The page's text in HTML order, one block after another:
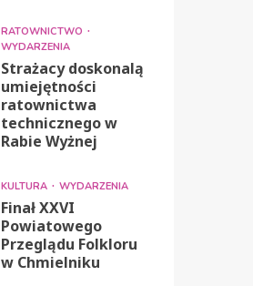
RATOWNICTWO
WYDARZENIA
Strażacy doskonalą
umiejętności
ratownictwa
technicznego w
Rabie Wyżnej
KULTURA WYDARZENIA
Finał XXVI
Powiatowego
Przeglądu Folkloru
w Chmielniku